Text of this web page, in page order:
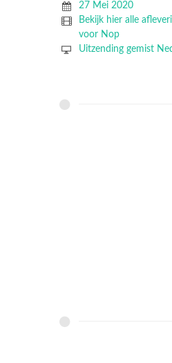
27 Mei 2020
Bekijk hier alle
voor Nop
Uitzending gemist